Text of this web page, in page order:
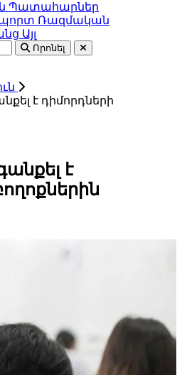
Պատահարներ
Ռազմական
Այլ
Որոնել
է դիմորդների
է